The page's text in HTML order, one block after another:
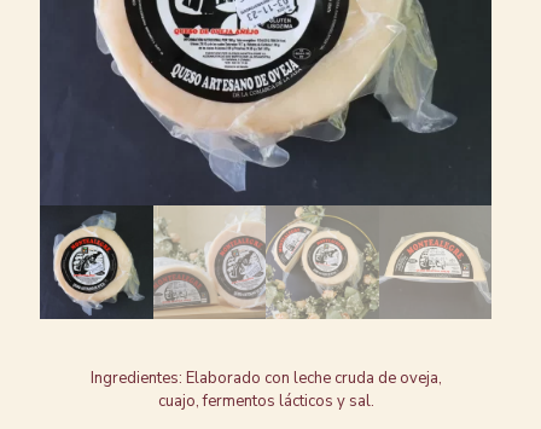
Ingredientes: Elaborado con leche cruda de oveja,
cuajo, fermentos lácticos y sal.